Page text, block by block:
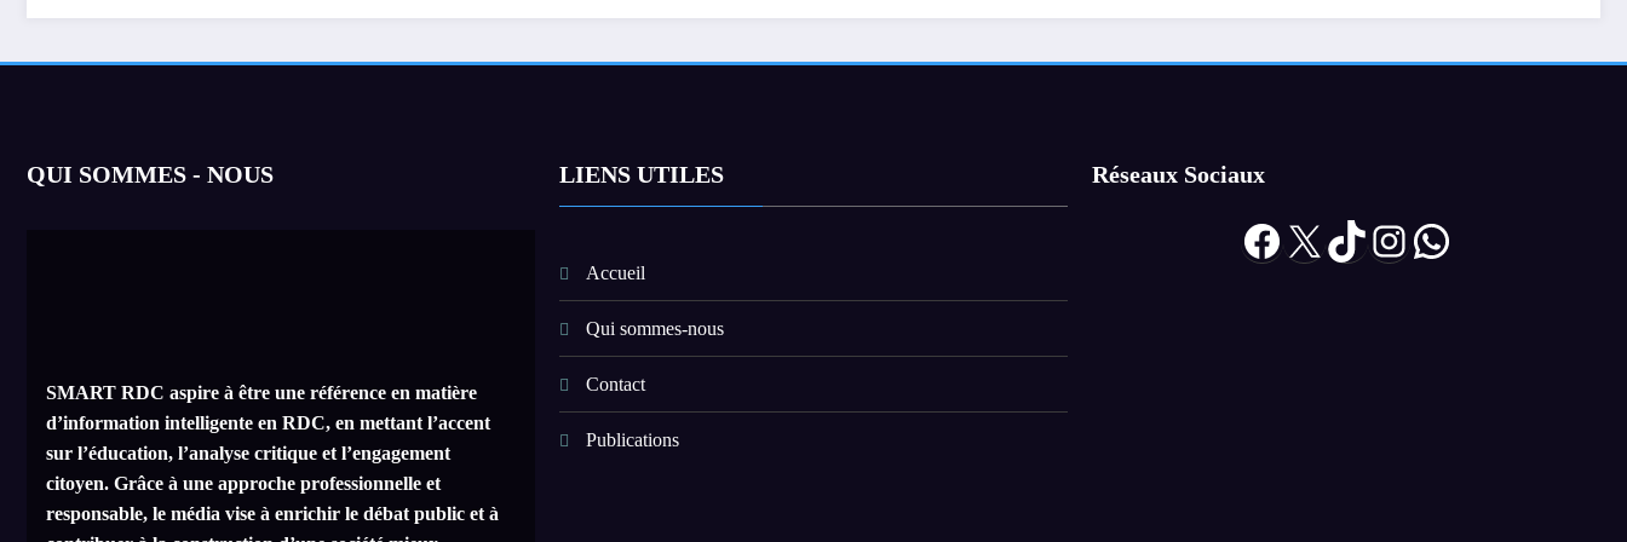
suicide.
accusations de
pour renforcer les liens
QUI SOMMES - NOUS
SMART RDC aspire à être une référence en matière
d’information intelligente en RDC, en mettant l’accent
sur l’éducation, l’analyse critique et l’engagement
citoyen. Grâce à une approche professionnelle et
responsable, le média vise à enrichir le débat public et à
LIENS UTILES
Accueil
Qui sommes-nous
Contact
Publications
Réseaux Sociaux
Facebook
X TikTok
Instagram
WhatsApp